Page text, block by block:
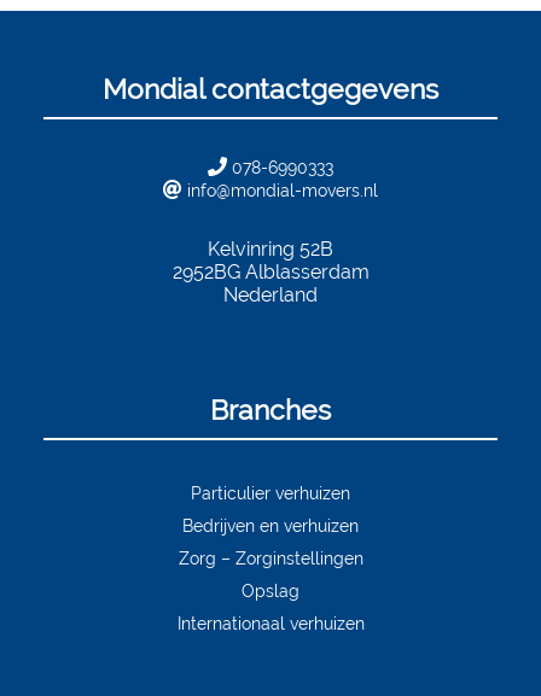
Mondial contactgegevens
078-6990333
info@mondial-movers.nl
Kelvinring 52B
2952BGAlblasserdam
Nederland
Branches
Particulier verhuizen
Bedrijven en verhuizen
Zorg – Zorginstellingen
Opslag
Internationaal verhuizen